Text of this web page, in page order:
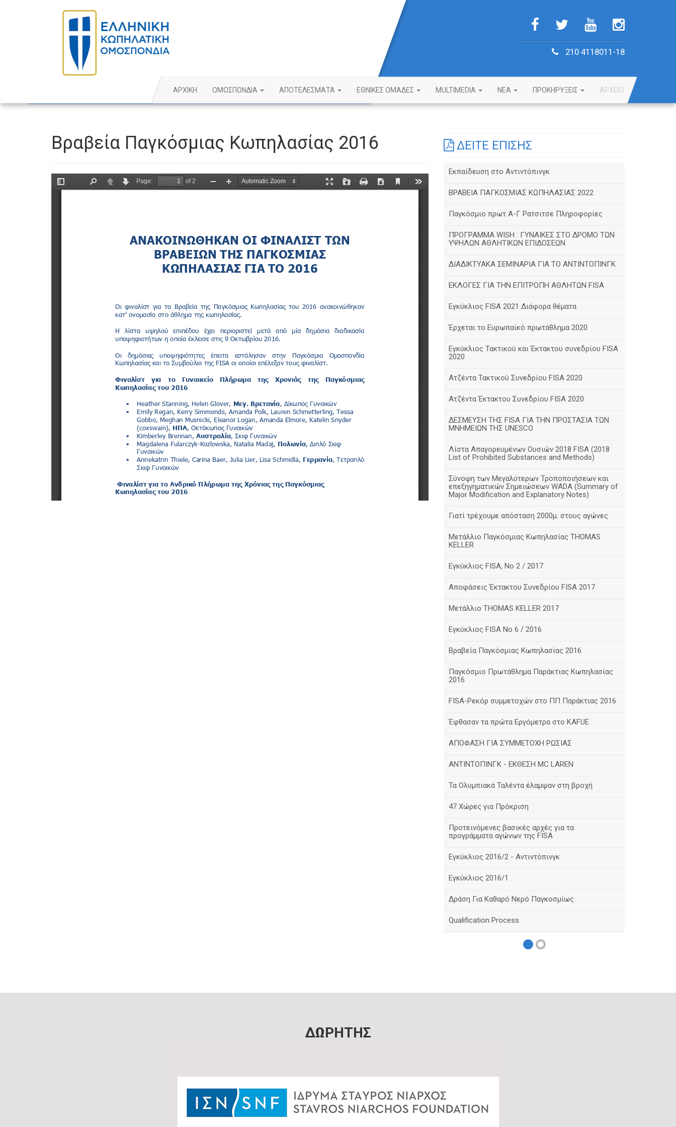
210 4118011-18
ΑΡΧΙΚΗ ΟΜΟΣΠΟΝΔΙΑ ΑΠΟΤΕΛΕΣΜΑΤΑ ΕΘΝΙΚΕΣ ΟΜΑΔΕΣ MULTIMEDIA NEA ΠΡΟΚΗΡΥΞΕΙΣ ΑΡΧΕΙΟ
Βραβεία Παγκόσμιας Κωπηλασίας 2016 ΔΕΙΤΕ ΕΠΙΣΗΣ
Εκπαίδευση στο Αντιντόπινγκ
ΒΡΑΒΕΙΑ ΠΑΓΚΟΣΜΙΑΣ ΚΩΠΗΛΑΣΙΑΣ 2022
Παγκόσμιο πρωτ Α-Γ Ρατσιτσε Πληροφορίες
ΠΡΟΓΡΑΜΜΑ WISH : ΓΥΝΑΙΚΕΣ ΣΤΟ ΔΡΟΜΟ ΤΩΝ
ΥΨΗΛΩΝ ΑΘΛΗΤΙΚΩΝ ΕΠΙΔΟΣΕΩΝ
ΔΙΑΔΙΚΤΥΑΚΑ ΣΕΜΙΝΑΡΙΑ ΓΙΑ ΤΟ ΑΝΤΙΝΤΟΠΙΝΓΚ
ΕΚΛΟΓΕΣ ΓΙΑ ΤΗΝ ΕΠΙΤΡΟΠΗ ΑΘΛΗΤΩΝ FISA
Εγκύκλιος FISA 2021 Διάφορα θέματα
Έρχεται το Ευρωπαϊκό πρωτάθλημα 2020
Εγκύκλιος Τακτικού και Έκτακτου συνεδρίου FISA
2020
Ατζέντα Τακτικού Συνεδρίου FISA 2020
Ατζέντα Έκτακτου Συνεδρίου FISA 2020
ΔΕΣΜΕΥΣΗ ΤΗΣ FISA ΓΙΑ ΤΗΝ ΠΡΟΣΤΑΣΙΑ ΤΩΝ
ΜΝΗΜΕΙΩΝ ΤΗΣ UNESCO
Λίστα Απαγορευμένων Ουσιών 2018 FISA (2018
List of Prohibited Substances and Methods)
Σύνοψη των Μεγαλύτερων Τροποποιήσεων και
επεξηγηματικών Σημειώσεων WADA (Summary of
Major Modification and Explanatory Notes)
Γιατί τρέχουμε απόσταση 2000μ. στους αγώνες
Μετάλλιο Παγκόσμιας Κωπηλασίας THOMAS
KELLER
Eγκύκλιος FISA, No 2 / 2017
Αποφάσεις Έκτακτου Συνεδρίου FISA 2017
Μετάλλιο THOMAS KELLER 2017
Eγκύκλιος FISA No 6 / 2016
Βραβεία Παγκόσμιας Κωπηλασίας 2016
Παγκόσμιο Πρωτάθλημα Παράκτιας Κωπηλασίας
2016
FISA-Ρεκόρ συμμετοχών στο ΠΠ Παράκτιας 2016
Έφθασαν τα πρώτα Εργόμετρα στο ΚΑFUE
ΑΠΟΦΑΣΗ ΓΙΑ ΣΥΜΜΕΤΟΧΗ ΡΩΣΙΑΣ
ΑΝΤΙΝΤΟΠΙΝΓΚ - ΕΚΘΕΣΗ MC LAREN
Τα Ολυμπιακά Ταλέντα έλαμψαν στη βροχή
47 Χώρες για Πρόκριση
Προτεινόμενες βασικές αρχές για τα
προγράμματα αγώνων της FISA
Εγκύκλιος 2016/2 - Αντιντόπινγκ
Εγκύκλιος 2016/1
Δράση Για Καθαρό Νερό Παγκοσμίως
Qualification Process
ΔΩΡΗΤΗΣ